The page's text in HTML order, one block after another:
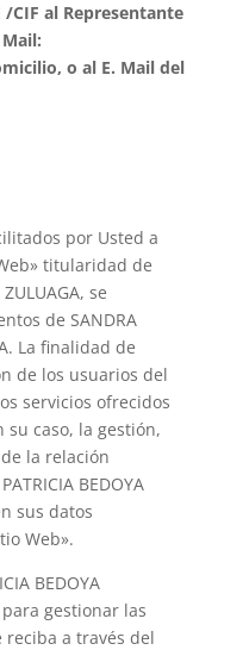
CIF al Representante
o al E. Mail del
por Usted a
titularidad de
se
de SANDRA
La finalidad de
de los usuarios del
servicios ofrecidos
su caso, la gestión,
la relación
BEDOYA
sus datos
Web».
BEDOYA
gestionar las
a través del